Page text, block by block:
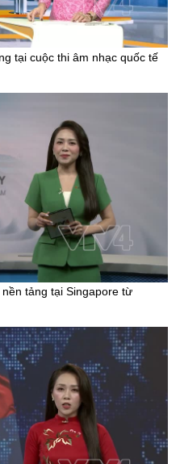
tại cuộc thi âm nhạc quốc tế
tảng tại Singapore từ